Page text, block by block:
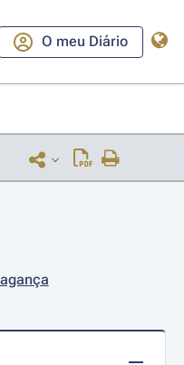
O meu Diário